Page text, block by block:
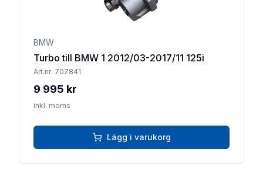
BMW
Turbo till BMW 1 2012/03-2017/11 125i
Art.nr: 707841
9 995 kr
inkl. moms
Lägg i varukorg